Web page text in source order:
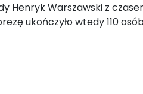
Henryk Warszawski z
ukończyło wtedy 110